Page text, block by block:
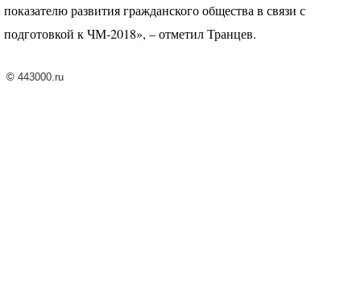
показателю развития гражданского общества в связи с
подготовкой к ЧМ-2018», – отметил Транцев.
© 443000.ru